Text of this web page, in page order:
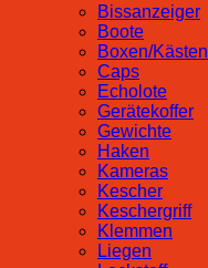
Bissanzeiger
Boote
Boxen/Kästen
Caps
Echolote
Gerätekoffer
Gewichte
Haken
Kameras
Kescher
Keschergriff
Klemmen
Liegen